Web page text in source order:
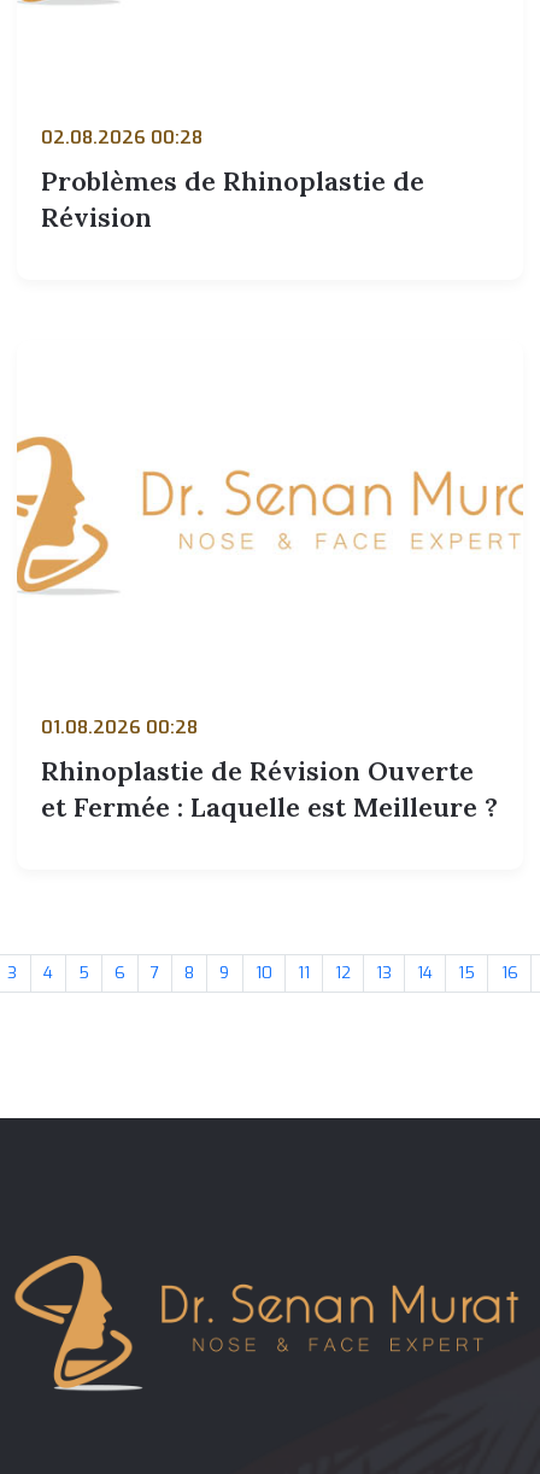
02.08.2026 00:28
Problèmes de Rhinoplastie de
Révision
01.08.2026 00:28
Rhinoplastie de Révision Ouverte
et Fermée : Laquelle est Meilleure ?
3 4 5 6 7 8 9 10 11 12 13 14 15 16